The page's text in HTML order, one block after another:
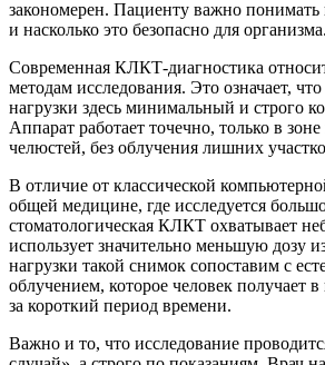
закономерен. Пациенту важно понимать
и насколько это безопасно для организма.
Современная КЛКТ-диагностика
методам исследования. Это означает,
нагрузки здесь минимальный и строго
Аппарат работает точечно, только в
челюстей, без облучения лишних
В отличие от классической
общей медицине, где исследуется
стоматологическая КЛКТ охватывает
использует значительно меньшую дозу
нагрузки такой снимок сопоставим с
облучением, которое человек получает
за короткий период времени.
Важно и то, что исследование